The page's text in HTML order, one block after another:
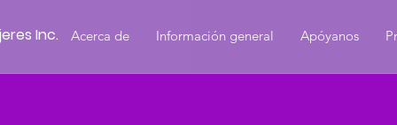
Acerca de Información general Apóyanos
Inc.